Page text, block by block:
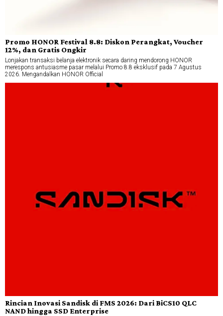
Promo HONOR Festival 8.8: Diskon Perangkat, Voucher
12%, dan Gratis Ongkir
Lonjakan transaksi belanja elektronik secara daring mendorong HONOR
merespons antusiasme pasar melalui Promo 8.8 eksklusif pada 7 Agustus
2026. Mengandalkan HONOR Official
Rincian Inovasi Sandisk di FMS 2026: Dari BiCS10 QLC
NAND hingga SSD Enterprise